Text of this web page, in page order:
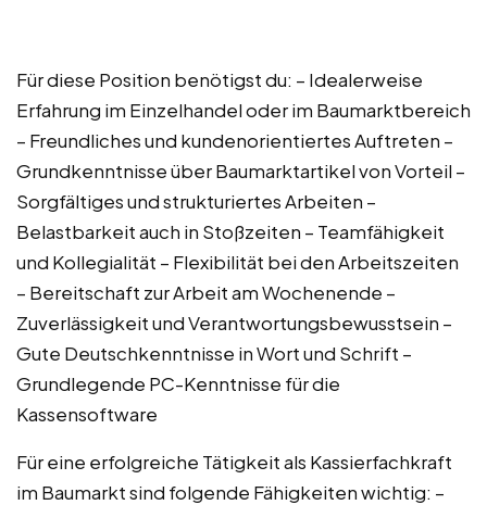
Für diese Position benötigst du: – Idealerweise
Erfahrung im Einzelhandel oder im Baumarktbereich
– Freundliches und kundenorientiertes Auftreten –
Grundkenntnisse über Baumarktartikel von Vorteil –
Sorgfältiges und strukturiertes Arbeiten –
Belastbarkeit auch in Stoßzeiten – Teamfähigkeit
und Kollegialität – Flexibilität bei den Arbeitszeiten
– Bereitschaft zur Arbeit am Wochenende –
Zuverlässigkeit und Verantwortungsbewusstsein –
Gute Deutschkenntnisse in Wort und Schrift –
Grundlegende PC-Kenntnisse für die
Kassensoftware
Für eine erfolgreiche Tätigkeit als Kassierfachkraft
im Baumarkt sind folgende Fähigkeiten wichtig: –